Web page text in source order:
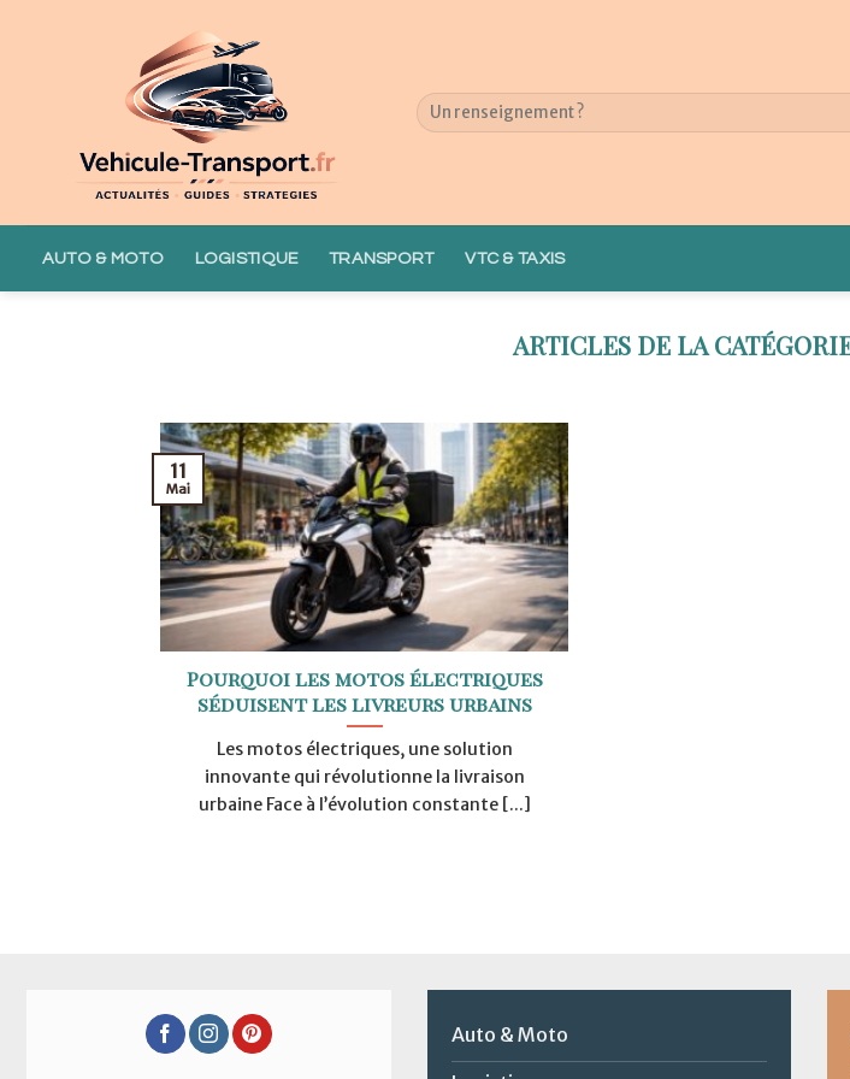
AUTO & MOTO LOGISTIQUE TRANSPORT VTC & TAXIS
Pourquoi les motos électriques
séduisent les livreurs urbains
Les motos électriques, une solution
innovante qui révolutionne la livraison
urbaine Face à l’évolution constante [...]
11
Mai
Auto & Moto